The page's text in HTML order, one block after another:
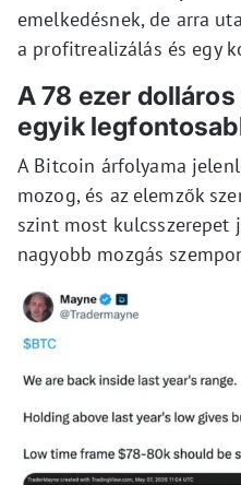
emelkedésnek, de arra
a profitrealizálás és egy
A 78 ezer
egyik
A Bitcoin árfolyama
mozog, és az elemzők
szint most kulcsszerepet
nagyobb mozgás